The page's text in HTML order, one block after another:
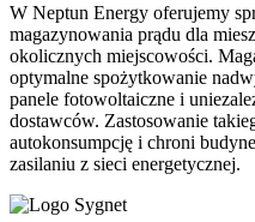
W Neptun Energy oferujemy
magazynowania prądu dla
okolicznych miejscowości.
optymalne spożytkowanie
panele fotowoltaiczne i
dostawców. Zastosowanie
autokonsumpcję i chroni
zasilaniu z sieci energetycznej.